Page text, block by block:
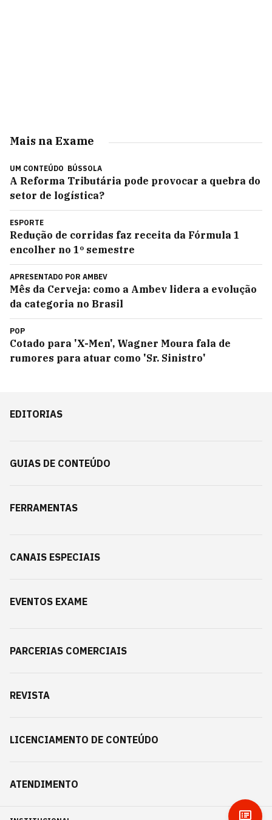
Mais na Exame
UM CONTEÚDO BÚSSOLA
A Reforma Tributária pode provocar a quebra do
setor de logística?
ESPORTE
Redução de corridas faz receita da Fórmula 1
encolher no 1º semestre
APRESENTADO POR AMBEV
Mês da Cerveja: como a Ambev lidera a evolução
da categoria no Brasil
POP
Cotado para 'X-Men', Wagner Moura fala de
rumores para atuar como 'Sr. Sinistro'
EDITORIAS
GUIAS DE CONTEÚDO
FERRAMENTAS
CANAIS ESPECIAIS
EVENTOS EXAME
PARCERIAS COMERCIAIS
REVISTA
LICENCIAMENTO DE CONTEÚDO
ATENDIMENTO